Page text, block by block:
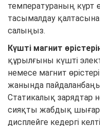
температураның күрт
тасымалдау
салыңыз.
Күшті магнит
құрылғыны күшті
немесе магнит
жанында
Статикалық зарядтар
сияқты жабдық
дисплейге кедергі